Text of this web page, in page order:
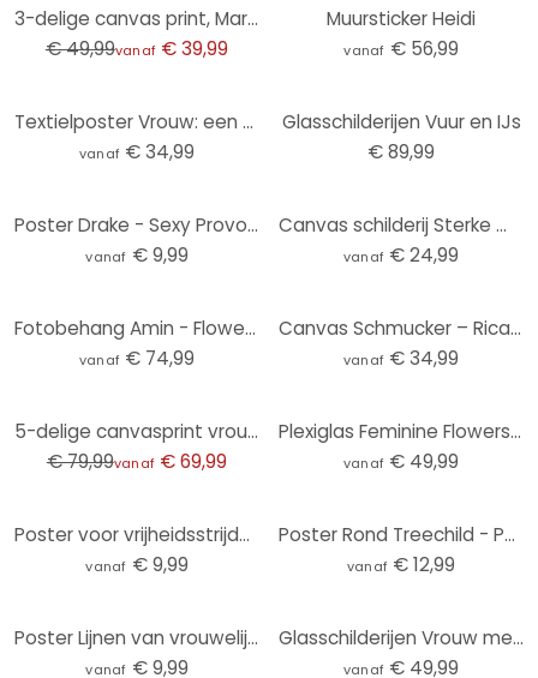
3-delige canvas print, Marilyn Monroe kleur
€ 49,99vanaf € 39,99
Muursticker Heidi
vanaf € 56,99
Textielposter Vrouw: een modern icoon - Müller
vanaf € 34,99
Glasschilderijen Vuur en IJs
€ 89,99
Poster Drake - Sexy Provocation
vanaf € 9,99
Canvas schilderij Sterke moeder met kind - Goed Blauw
vanaf € 24,99
Fotobehang Amin - Flowers in her hair
vanaf € 74,99
Canvas Schmucker – Ricarda - Panorama
vanaf € 34,99
5-delige canvasprint vrouwelijk naakt beige
€ 79,99vanaf € 69,99
Plexiglas Feminine Flowers - Moth
vanaf € 49,99
Poster voor vrijheidsstrijder in Pop Art - Treechild
vanaf € 9,99
Poster Rond Treechild - Portret van Frida
vanaf € 12,99
Poster Lijnen van vrouwelijkheid - Treechild
vanaf € 9,99
Glasschilderijen Vrouw met rode bloemkroon en vogel - Hülya - Rond
vanaf € 49,99